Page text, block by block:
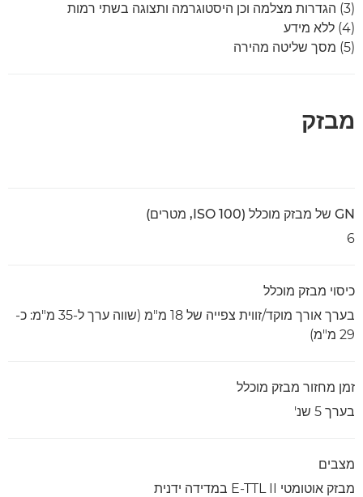
(3) הגדרות מצלמה וכן היסטוגרמה ותצוגה בשתי רמות
(4) ללא מידע
(5) מסך שליטה מהירה
מבזק
GN של מבזק מוכלל (ISO 100, מטרים)
6
כיסוי מבזק מוכלל
בערך אורך מוקד/זווית צפייה של 18 מ"מ (שווה ערך ל-35 מ"מ: כ-
29 מ"מ)
זמן מחזור מבזק מוכלל
בערך 5 שנ'
מצבים
מבזק אוטומטי E-TTL II במדידה ידנית